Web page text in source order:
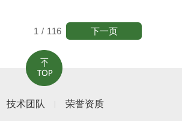
1 / 116 下一页
技术团队 荣誉资质